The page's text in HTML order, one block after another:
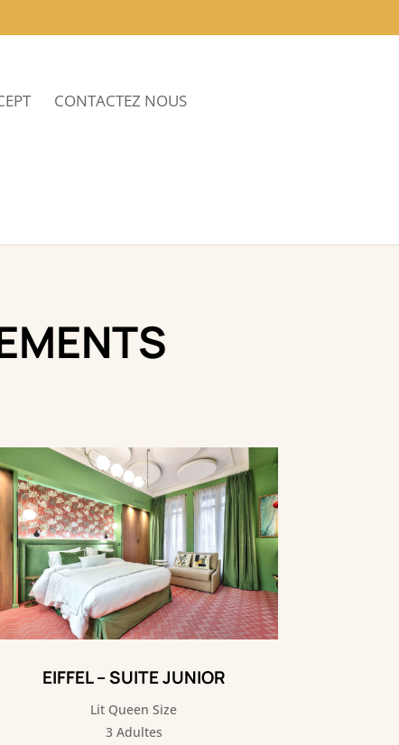
CONTACTEZ NOUS
EIFFEL – SUITE JUNIOR
Lit Queen Size
3 Adultes